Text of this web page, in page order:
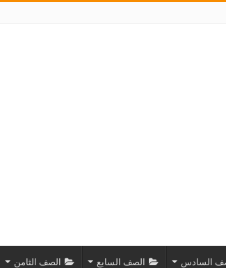
السادس الصف السابع الصف الثامن